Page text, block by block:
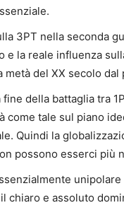
3PT nella seconda
la reale influenza
del XX secolo
della battaglia tra
come tale sul piano
Quindi la
possono esserci
chiaro e assoluto